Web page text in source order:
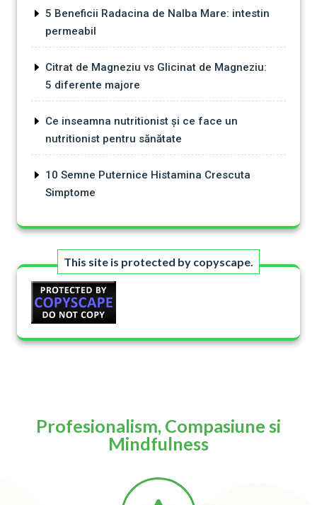
5 Beneficii Radacina de Nalba Mare: intestin
permeabil
Citrat de Magneziu vs Glicinat de Magneziu:
5 diferente majore
Ce inseamna nutritionist și ce face un
nutritionist pentru sănătate
10 Semne Puternice Histamina Crescuta
Simptome
This site is protected by copyscape.
Profesionalism, Compasiune si
Mindfulness